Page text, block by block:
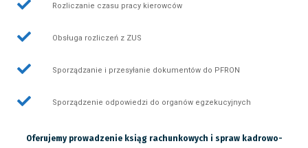
Rozliczanie czasu pracy kierowców
Obsługa rozliczeń z ZUS
Sporządzanie i przesyłanie dokumentów do PFRON
Sporządzenie odpowiedzi do organów egzekucyjnych
Oferujemy prowadzenie ksiąg rachunkowych i spraw kadrowo-